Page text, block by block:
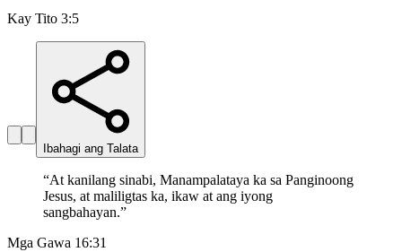
Kay Tito 3:5
Ibahagi ang Talata
“At kanilang sinabi, Manampalataya ka sa Panginoong
Jesus, at maliligtas ka, ikaw at ang iyong
sangbahayan.”
Mga Gawa 16:31